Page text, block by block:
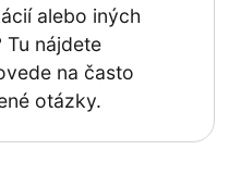
alebo iných
Tu nájdete
na často
otázky.